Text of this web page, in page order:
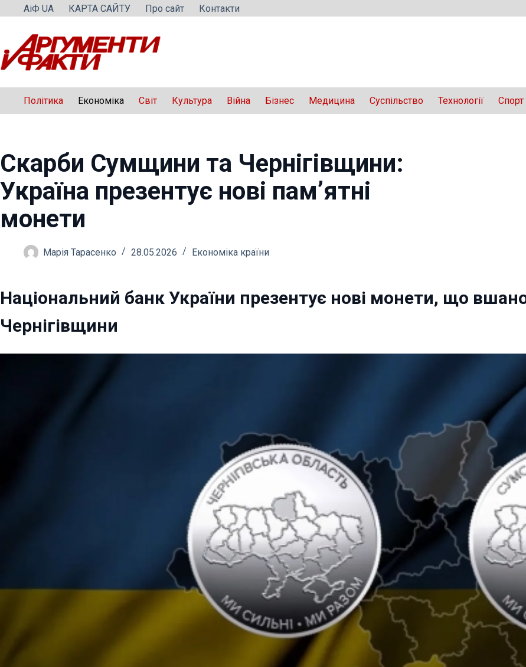
Перейти
вмісту
АіФ UA КАРТА САЙТУ Про сайт Контакти
Політика Економіка Світ Культура Війна Бізнес Медицина Суспільство Технології Спорт
Скарби Сумщини та Чернігівщини:
Україна презентує нові пам’ятні
монети
Марія Тарасенко 28.05.2026 Економіка країни
Національний банк України презентує нові монети, що
Чернігівщини